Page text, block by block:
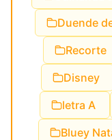
Duende
Recorte
Disney
letra A
Bluey